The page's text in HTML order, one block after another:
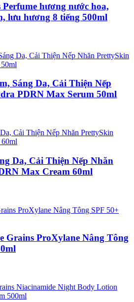
hương nước hoa,
lưu hương 8 tiếng 500ml
Sáng Da, Cải Thiện Nếp
PDRN Max Serum 50ml
Da, Cải Thiện Nếp Nhăn
Max Cream 60ml
Grains ProXylane Nâng Tông